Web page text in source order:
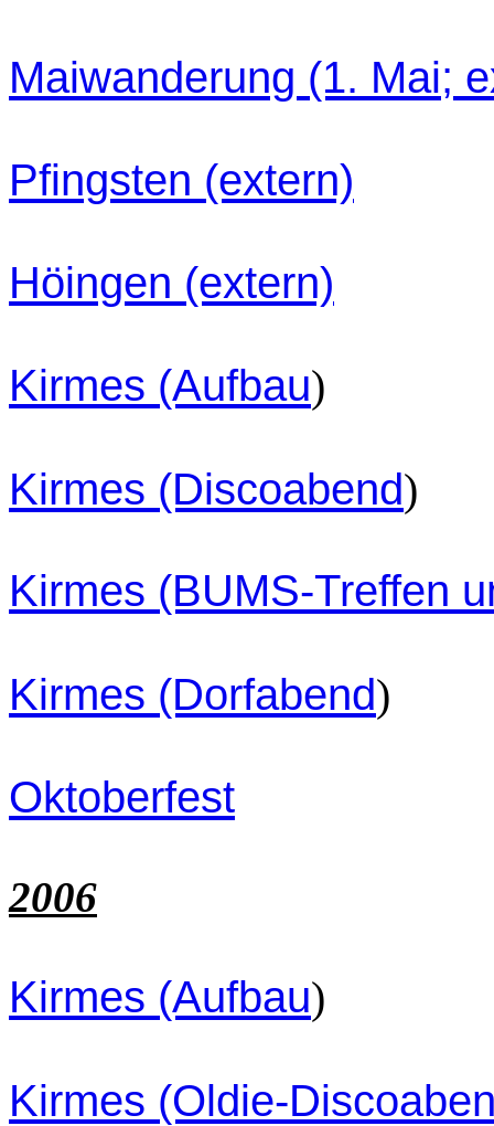
Maiwanderung (1. Mai;
Pfingsten (extern)
Höingen (extern)
Kirmes (Aufbau)
Kirmes (Discoabend)
Kirmes (BUMS-Treffen
Kirmes (Dorfabend)
Oktoberfest
2006
Kirmes (Aufbau)
Kirmes (Oldie-